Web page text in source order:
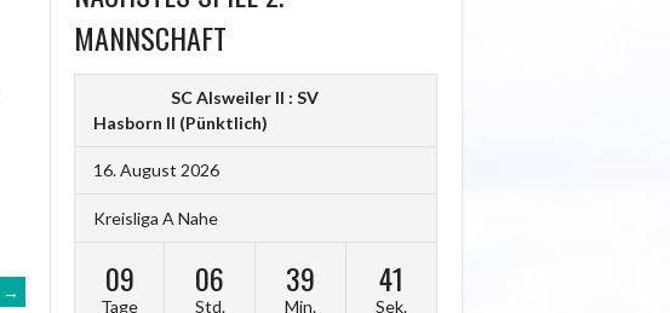
→
MANNSCHAFT
SC Alsweiler II : SV
Hasborn II (Pünktlich)
16. August 2026
Kreisliga A Nahe
09
Tage
06
Std.
39
Min.
40
Sek.